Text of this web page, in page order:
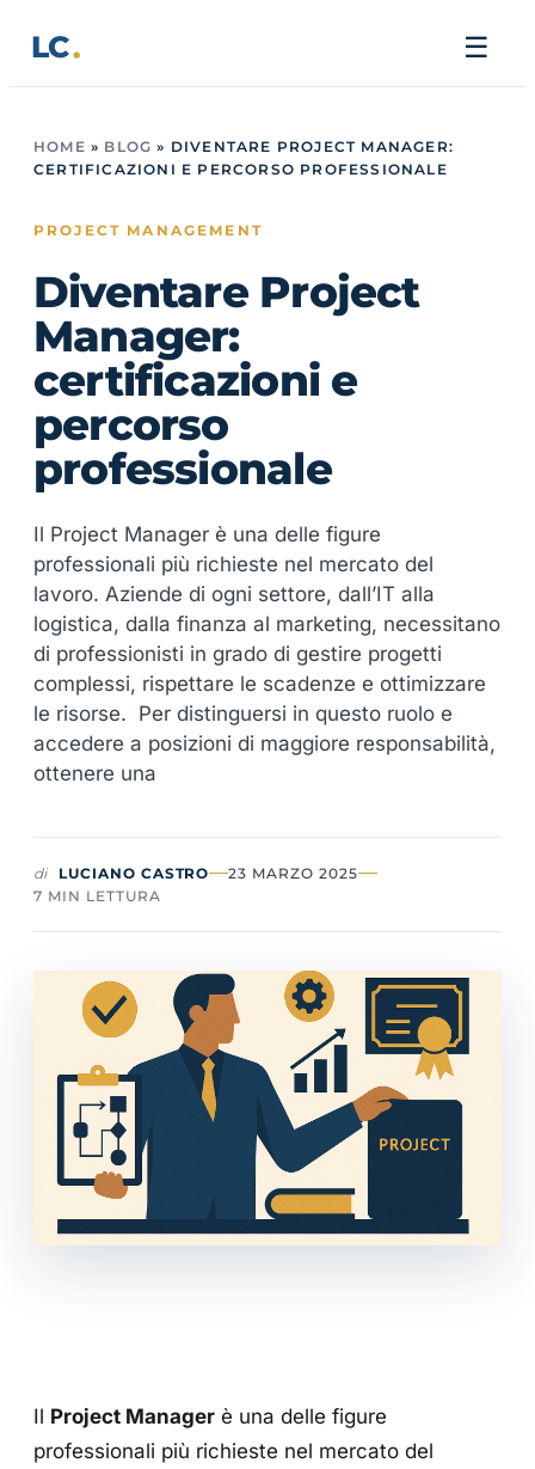
contenuto
LC ☰
HOME » BLOG » DIVENTARE PROJECT MANAGER:
CERTIFICAZIONI E PERCORSO PROFESSIONALE
PROJECT MANAGEMENT
Diventare Project
Manager:
certificazioni e
percorso
professionale
Il Project Manager è una delle figure
professionali più richieste nel mercato del
lavoro. Aziende di ogni settore, dall’IT alla
logistica, dalla finanza al marketing, necessitano
di professionisti in grado di gestire progetti
complessi, rispettare le scadenze e ottimizzare
le risorse. Per distinguersi in questo ruolo e
accedere a posizioni di maggiore responsabilità,
ottenere una
di LUCIANO CASTRO
23 MARZO 2025
7 MIN LETTURA
Il Project Manager è una delle figure
professionali più richieste nel mercato del